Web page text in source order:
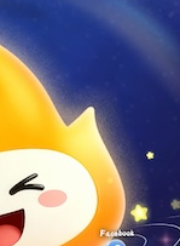
支持[0] 反对
支持[0] 反对[0]